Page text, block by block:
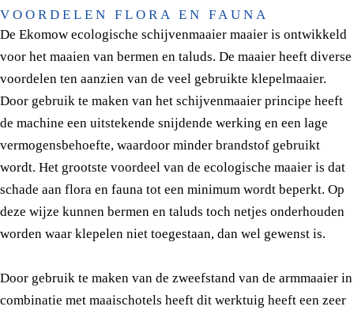
VOORDELEN FLORA EN FAUNA
De Ekomow ecologische schijvenmaaier maaier is ontwikkeld
voor het maaien van bermen en taluds. De maaier heeft diverse
voordelen ten aanzien van de veel gebruikte klepelmaaier.
Door gebruik te maken van het schijvenmaaier principe heeft
de machine een uitstekende snijdende werking en een lage
vermogensbehoefte, waardoor minder brandstof gebruikt
wordt. Het grootste voordeel van de ecologische maaier is dat
schade aan flora en fauna tot een minimum wordt beperkt. Op
deze wijze kunnen bermen en taluds toch netjes onderhouden
worden waar klepelen niet toegestaan, dan wel gewenst is.
Door gebruik te maken van de zweefstand van de armmaaier in
combinatie met maaischotels heeft dit werktuig heeft een zeer